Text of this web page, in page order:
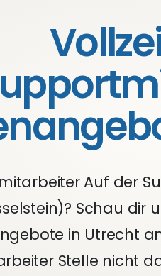
Auf der
Schau dir
in Utrecht
Stelle nicht